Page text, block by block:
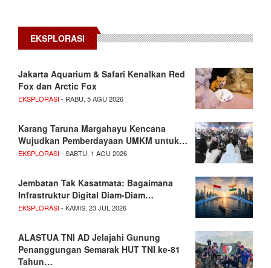
EKSPLORASI
Jakarta Aquarium & Safari Kenalkan Red
Fox dan Arctic Fox
EKSPLORASI- RABU, 5 AGU 2026
Karang Taruna Margahayu Kencana
Wujudkan Pemberdayaan UMKM untuk…
EKSPLORASI- SABTU, 1 AGU 2026
Jembatan Tak Kasatmata: Bagaimana
Infrastruktur Digital Diam-Diam…
EKSPLORASI- KAMIS, 23 JUL 2026
ALASTUA TNI AD Jelajahi Gunung
Penanggungan Semarak HUT TNI ke-81
Tahun…